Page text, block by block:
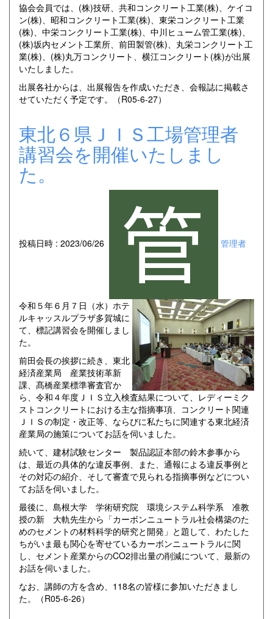
協会会員では、(株)技研、共和コンクリート工業(株)、ケイコ
ン(株)、昭和コンクリート工業(株)、東栄コンクリート工業
(株)、中栄コンクリート工業(株)、中川ヒューム管工業(株)、
(株)坂内セメント工業所、前田製管(株)、丸栄コンクリート工
業(株)、(株)丸万コンクリート、横江コンクリート(株)が出展
いたしました。
出展各社からは、出展報告を作成いただき、会報誌に掲載さ
せていただく予定です。（R05-6-27）
東北６県ＪＩＳ工場管理者
講習会を開催いたしまし
た。
投稿日時 : 2023/06/26 管理者
令和５年６月７日（水）ホテ
ルキャッスルプラザ多賀城に
て、標記講習会を開催しまし
た。
前田会長の挨拶に続き、東北
経済産業局 産業技術革新
課、髙橋産業標準審査官か
ら、令和４年度ＪＩＳ立入検査結果について、レディーミク
ストコンクリートにおける主な指摘事項、コンクリート関連
ＪＩＳの制定・改正等、ならびに私たちに関連する東北経済
産業局の施策についてお話を伺いました。
続いて、建材試験センター 製品認証本部の鈴木参事から
は、最近の具体的な違反事例、また、通報による違反事例と
その対応の紹介、そして審査で見られる指摘事例などについ
てお話を伺いました。
最後に、島根大学 学術研究院 環境システム科学系 准教
授の新 大軌先生から「カーボンニュートラル社会構築のた
めのセメントの材料科学的研究と開発」と題して、わたした
ちがいま最も関心を寄せているカーボンニュートラルに関
し、セメント産業からのCO2排出量の削減について、最新の
お話を伺いました。
なお、講師の方を含め、118名の皆様に参加いただきまし
た。（R05-6-26）